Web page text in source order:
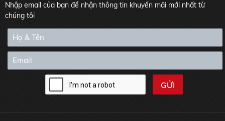
Nhập email của bạn để nhận thông tin khuyến mãi mới nhất từ
chúng tôi